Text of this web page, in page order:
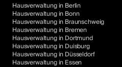
Hausverwaltung in Berlin
Hausverwaltung in Bonn
Hausverwaltung in Braunschweig
Hausverwaltung in Bremen
Hausverwaltung in Dortmund
Hausverwaltung in Duisburg
Hausverwaltung in Düsseldorf
Hausverwaltung in Essen